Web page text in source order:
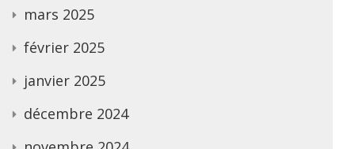
mars 2025
février 2025
janvier 2025
décembre 2024